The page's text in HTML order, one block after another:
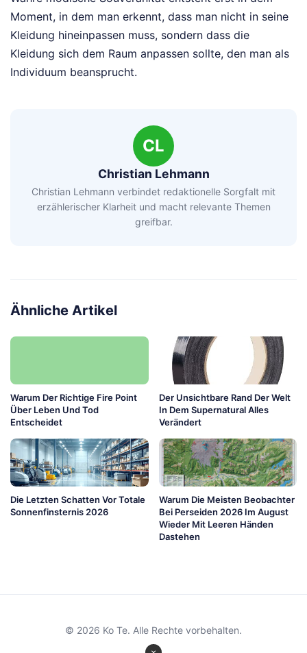
Moment, in dem man erkennt, dass man nicht in seine
Kleidung hineinpassen muss, sondern dass die
Kleidung sich dem Raum anpassen sollte, den man als
Individuum beansprucht.
CL
Christian Lehmann
Christian Lehmann verbindet redaktionelle Sorgfalt mit
erzählerischer Klarheit und macht relevante Themen
greifbar.
Ähnliche Artikel
Warum Der Richtige Fire Point
Über Leben Und Tod
Entscheidet
Der Unsichtbare Rand Der Welt
In Dem Supernatural Alles
Verändert
Die Letzten Schatten Vor Totale
Sonnenfinsternis 2026
Warum Die Meisten Beobachter
Bei Perseiden 2026 Im August
Wieder Mit Leeren Händen
Dastehen
© 2026 Ko Te. Alle Rechte vorbehalten.